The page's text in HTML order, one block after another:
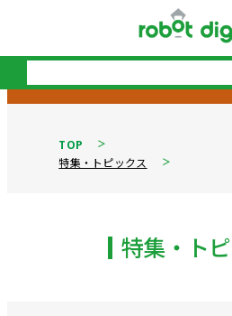
TOP
特集・トピックス
特集・ト